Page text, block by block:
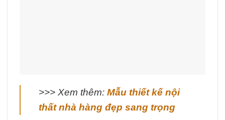
>>> Xem thêm: Mẫu thiết kế nội
thất nhà hàng đẹp sang trọng